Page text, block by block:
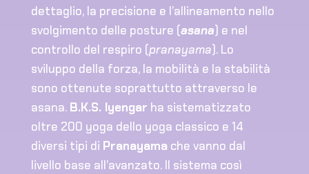
dettaglio, la precisione e l’allineamento nello
svolgimento delle posture (asana) e nel
controllo del respiro (pranayama). Lo
sviluppo della forza, la mobilità e la stabilità
sono ottenute soprattutto attraverso le
asana. B.K.S. Iyengar ha sistematizzato
oltre 200 yoga dello yoga classico e 14
diversi tipi di Pranayama che vanno dal
livello base all’avanzato. Il sistema così